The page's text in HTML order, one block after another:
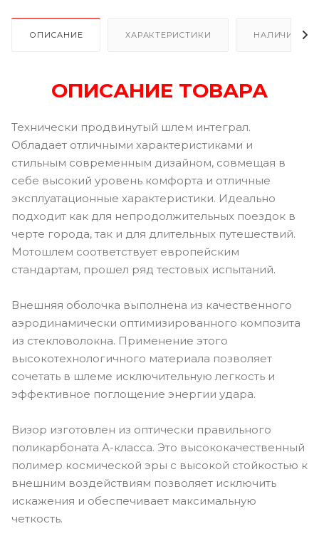
ОПИСАНИЕ ХАРАКТЕРИСТИКИ НАЛИЧИЕ
ОПИСАНИЕ ТОВАРА
Технически продвинутый шлем интеграл.
Обладает отличными характеристиками и
стильным современным дизайном, совмещая в
себе высокий уровень комфорта и отличные
эксплуатационные характеристики. Идеально
подходит как для непродолжительных поездок в
черте города, так и для длительных путешествий.
Мотошлем соответствует европейским
стандартам, прошел ряд тестовых испытаний.
Внешняя оболочка выполнена из качественного
аэродинамически оптимизированного композита
из стекловолокна. Применение этого
высокотехнологичного материала позволяет
сочетать в шлеме исключительную легкость и
эффективное поглощение энергии удара.
Визор изготовлен из оптически правильного
поликарбоната А-класса. Это высококачественный
полимер космической эры с высокой стойкостью к
внешним воздействиям позволяет исключить
искажения и обеспечивает максимальную
четкость.